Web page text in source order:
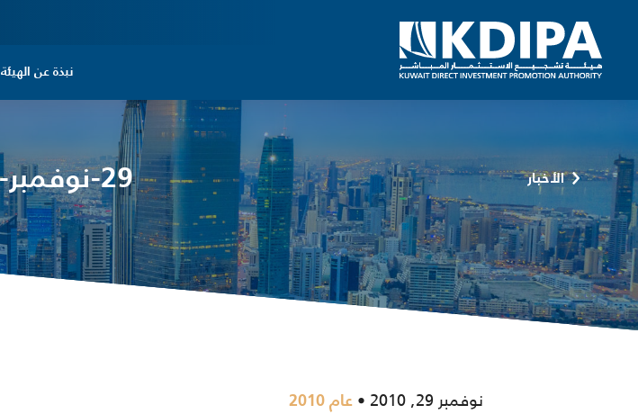
نبذة عن الهيئة
29-نوفمبر-2010 الأخبار
نوفمبر 29, 2010 عام 2010